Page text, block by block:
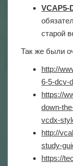
VCAP5-
старой
Так же были
http://
6-5-dcv-
https://
down-
vcdx-
http://
study-
https://